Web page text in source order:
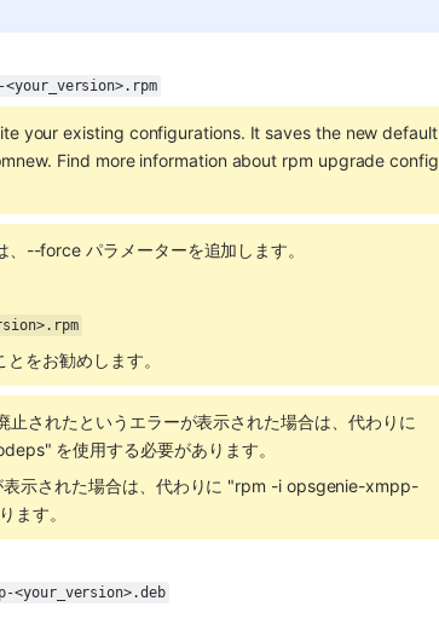
your existing configurations. It saves the new default
Find more information about rpm upgrade config
--force パラメーターを追加します。
をお勧めします。
されたというエラーが表示された場合は、代わりに
を使用する必要があります。
示された場合は、代わりに "rpm -i opsgenie-xmpp-
ます。
<your_version>.deb